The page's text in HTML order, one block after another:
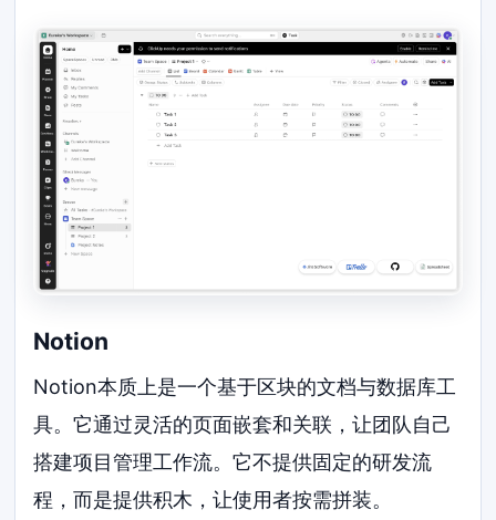
Notion
Notion本质上是一个基于区块的文档与数据库工
具。它通过灵活的页面嵌套和关联，让团队自己
搭建项目管理工作流。它不提供固定的研发流
程，而是提供积木，让使用者按需拼装。